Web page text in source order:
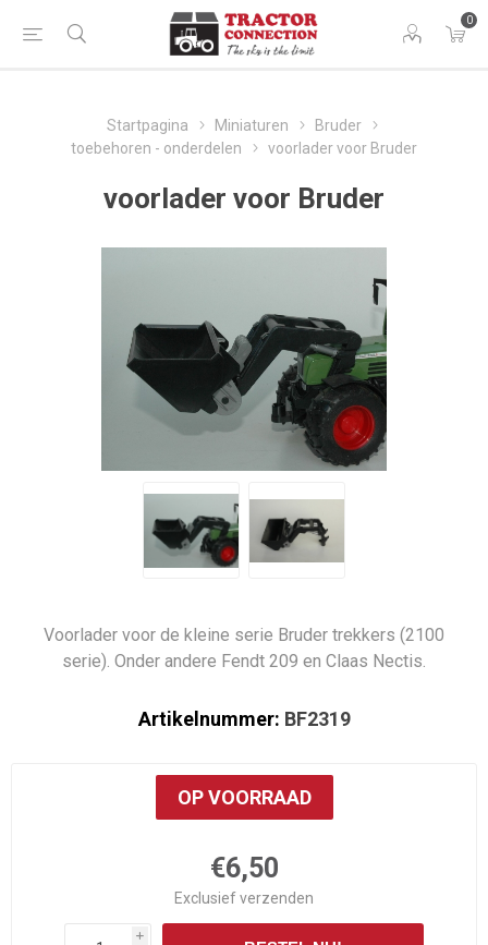
0
Startpagina Miniaturen
Bruder
toebehoren - onderdelen
voorlader voor Bruder
voorlader voor Bruder
Voorlader voor de kleine serie Bruder trekkers (2100
serie). Onder andere Fendt 209 en Claas Nectis.
Artikelnummer: BF2319
OP VOORRAAD
€6,50
Exclusiefverzenden
i